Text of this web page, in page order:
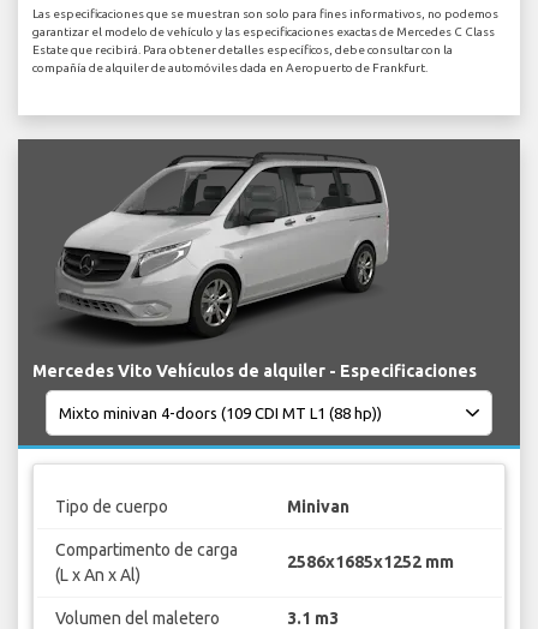
Las especificaciones que se muestran son solo para fines informativos, no podemos
garantizar el modelo de vehículo y las especificaciones exactas de Mercedes C Class
Estate que recibirá. Para obtener detalles específicos, debe consultar con la
compañía de alquiler de automóviles dada en Aeropuerto de Frankfurt.
Mercedes Vito Vehículos de alquiler - Especificaciones
Tipo de cuerpo Minivan
Compartimento de carga
(L x An x Al)
2586x1685x1252 mm
Volumen del maletero 3.1 m3